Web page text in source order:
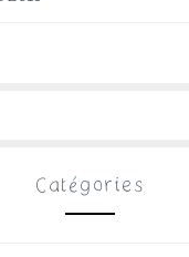
Catégories